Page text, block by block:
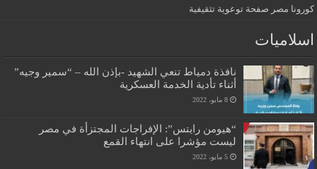
كورونا مصر صفحة توعوية تثقيفية
اسلاميات
نافذة دمياط تنعي الشهيد -بإذن الله – “سمير وجيه”
أثناء تأدية الخدمة العسكرية
8 مايو، 2022
“هيومن رايتس”: الإفراجات المجتزأة في مصر
ليست مؤشرا على انتهاء القمع
5 مايو، 2022